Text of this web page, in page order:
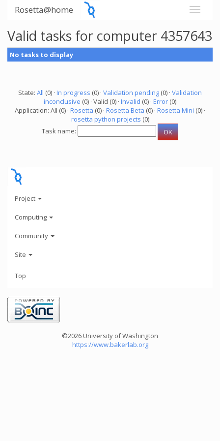
Rosetta@home
Valid tasks for computer 4357643
No tasks to display
State: All (0) · In progress (0) · Validation pending (0) · Validation
inconclusive (0) · Valid (0) · Invalid (0) · Error (0)
Application: All (0) · Rosetta (0) · Rosetta Beta (0) · Rosetta Mini (0) ·
rosetta python projects (0)
Task name:
Project
Computing
Community
Site
Top
©2026 University of Washington
https://www.bakerlab.org